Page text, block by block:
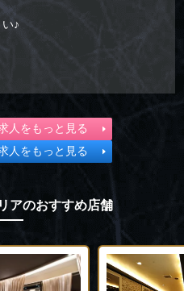
♪
人をもっと見る
人をもっと見る
アのおすすめ店舗